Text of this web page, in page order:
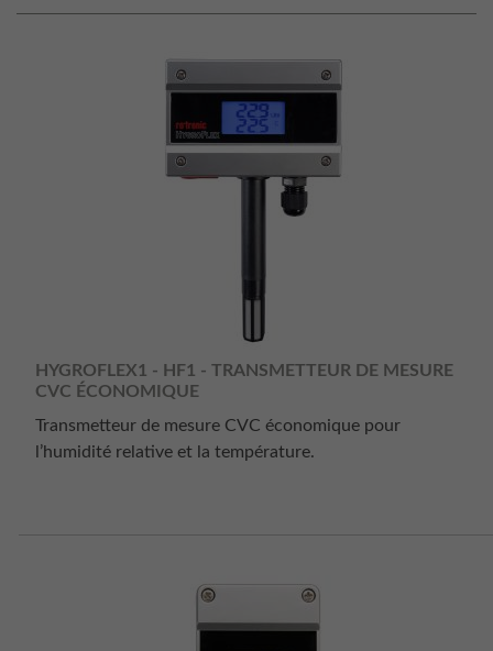
HYGROFLEX1 - HF1 - TRANSMETTEUR DE MESURE
CVC ÉCONOMIQUE
Transmetteur de mesure CVC économique pour
l’humidité relative et la température.